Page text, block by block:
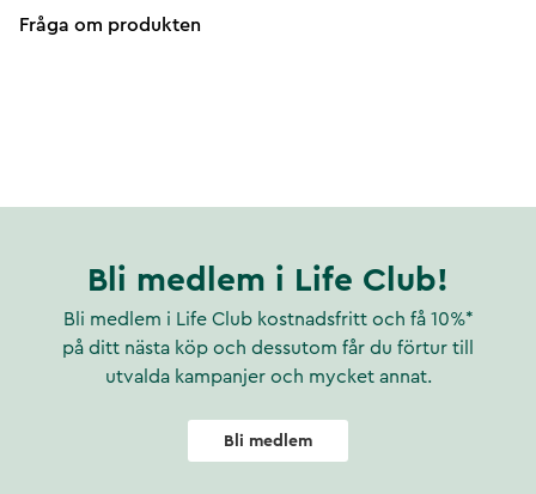
Fråga om produkten
Bli medlem i Life Club!
Bli medlem i Life Club kostnadsfritt och få 10%*
på ditt nästa köp och dessutom får du förtur till
utvalda kampanjer och mycket annat.
Bli medlem